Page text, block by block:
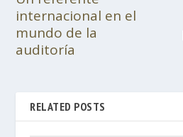
internacional en el
mundo de la
auditoría
RELATED POSTS